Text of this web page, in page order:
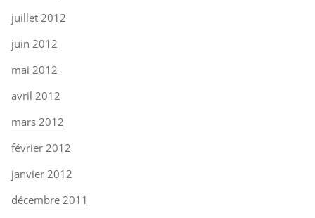
juillet 2012
juin 2012
mai 2012
avril 2012
mars 2012
février 2012
janvier 2012
décembre 2011